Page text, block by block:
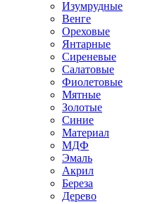
Изумрудные
Венге
Ореховые
Янтарные
Сиреневые
Салатовые
Фиолетовые
Мятные
Золотые
Синие
Материал
МДФ
Эмаль
Акрил
Береза
Дерево